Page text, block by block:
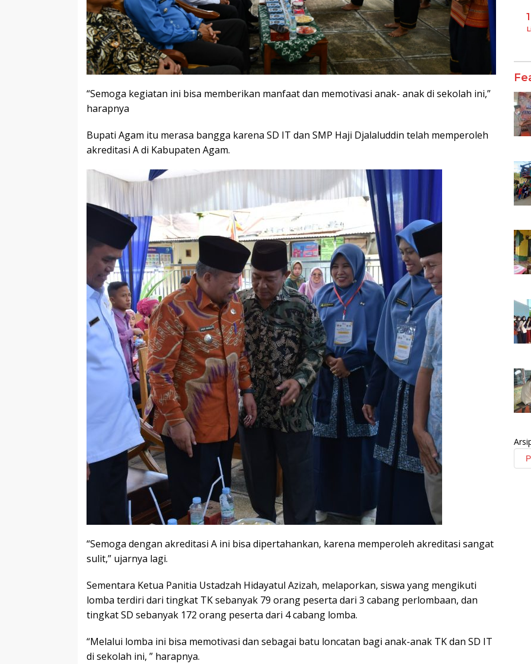
“Semoga kegiatan ini bisa memberikan manfaat dan memotivasi anak- anak di sekolah ini,”
harapnya
Bupati Agam itu merasa bangga karena SD IT dan SMP Haji Djalaluddin telah memperoleh
akreditasi A di Kabupaten Agam.
“Semoga dengan akreditasi A ini bisa dipertahankan, karena memperoleh akreditasi sangat
sulit,” ujarnya lagi.
Sementara Ketua Panitia Ustadzah Hidayatul Azizah, melaporkan, siswa yang mengikuti
lomba terdiri dari tingkat TK sebanyak 79 orang peserta dari 3 cabang perlombaan, dan
tingkat SD sebanyak 172 orang peserta dari 4 cabang lomba.
“Melalui lomba ini bisa memotivasi dan sebagai batu loncatan bagi anak-anak TK dan SD IT
di sekolah ini, ” harapnya.